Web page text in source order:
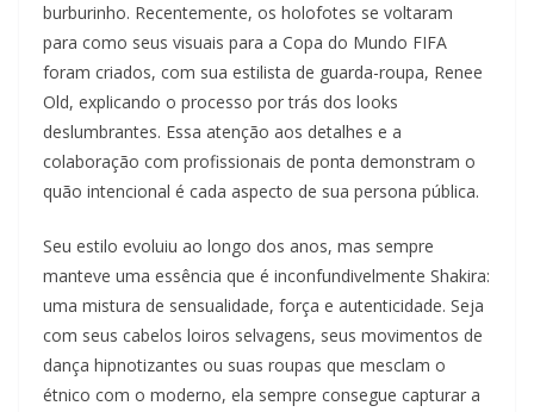
burburinho. Recentemente, os holofotes se voltaram
para como seus visuais para a Copa do Mundo FIFA
foram criados, com sua estilista de guarda-roupa, Renee
Old, explicando o processo por trás dos looks
deslumbrantes. Essa atenção aos detalhes e a
colaboração com profissionais de ponta demonstram o
quão intencional é cada aspecto de sua persona pública.
Seu estilo evoluiu ao longo dos anos, mas sempre
manteve uma essência que é inconfundivelmente Shakira:
uma mistura de sensualidade, força e autenticidade. Seja
com seus cabelos loiros selvagens, seus movimentos de
dança hipnotizantes ou suas roupas que mesclam o
étnico com o moderno, ela sempre consegue capturar a